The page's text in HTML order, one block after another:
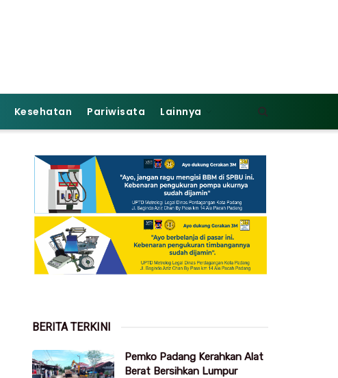
Kesehatan Pariwisata Lainnya
BERITA TERKINI
Pemko Padang Kerahkan Alat
Berat Bersihkan Lumpur